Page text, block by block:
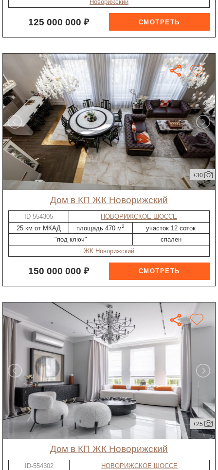
Новорижский
125 000 000 ₽
+30
дом в КП ЖК Новорижский
ID-554305
НОВОРИЖСКОЕ ШОССЕ
25 км от МКАД
площадь 470 м2
участок 12 соток
"под ключ"
спален
ЖК Новорижский
150 000 000 ₽
+25
дом в КП ЖК Новорижский
ID-554302
НОВОРИЖСКОЕ ШОССЕ